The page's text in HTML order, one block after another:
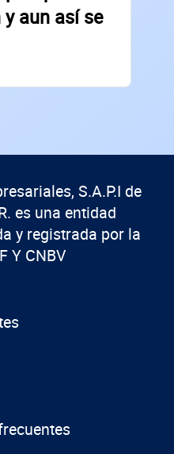
y aun así se
S.A.P.I de
es una entidad
y registrada por la
Y CNBV